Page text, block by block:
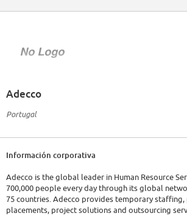
Adecco
Portugal
Información corporativa
Adecco is the global leader in Human Resource
700,000 people every day through its global
75 countries. Adecco provides temporary staffing,
placements, project solutions and outsourcing